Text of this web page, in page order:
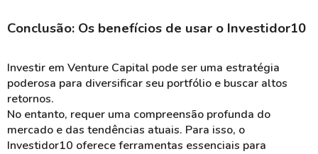
Conclusão: Os benefícios de usar o Investidor10
Investir em Venture Capital pode ser uma estratégia
poderosa para diversificar seu portfólio e buscar altos
retornos.
No entanto, requer uma compreensão profunda do
mercado e das tendências atuais. Para isso, o
Investidor10 oferece ferramentas essenciais para